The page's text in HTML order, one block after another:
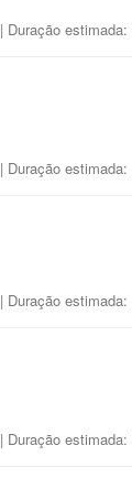
| Duração estimada:
| Duração estimada:
| Duração estimada:
| Duração estimada: